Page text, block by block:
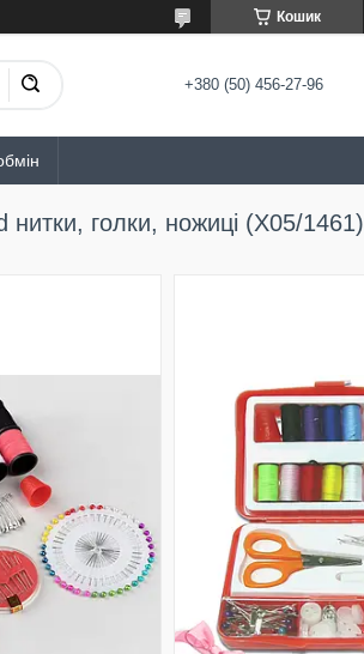
Кошик
+380 (50) 456-27-96
голки, ножиці (X05/1461)